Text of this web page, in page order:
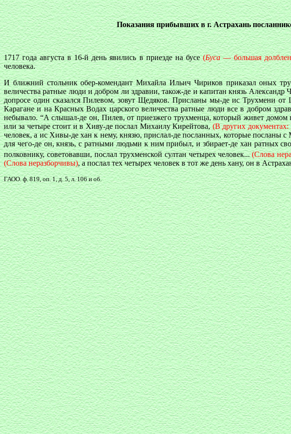
Показания прибывших в г. Астрахань
1717 года августа в 16-й день явились в приезде на бусе(Буса— большая
человека.
И ближний стольник обер-комендант Михайла Ильич Чириков приказал оных
величества ратные люди и добром ли здравии, також-де и капитан князь
допросе один сказался Пилевом, зовут Щедяков. Присланы мы-де ис Трухмени
Карагане и на Красных Водах царского величества ратные люди все в добром
небывало. “А слышал-де он, Пилев, от приезжего трухменца, который живет
или за четыре стоит и в Хиву-де послал Михаилу Кирейтова,(В других
человек, а ис Хивы-де хан к нему, князю, прислал-де посланных, которые посланы
для чего-де он, князь, с ратными людьми к ним прибыл, и збирает-де хан ратных
полковнику, советовавши, послал трухменской султан четырех человек... (Слова
(Слова неразборчивы), а послал тех четырех человек в тот же день хану, он в
ГАОО. ф. 819, оп. 1, д. 5, л. 106 и об.